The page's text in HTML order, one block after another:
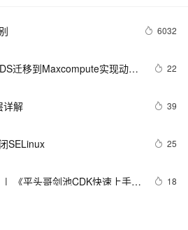
6032
迁移到Maxcompute实现动态
22
详解 39
SELinux 25
|  《平头哥剑池CDK快速上手指
18
中的实践 - 基础框架篇